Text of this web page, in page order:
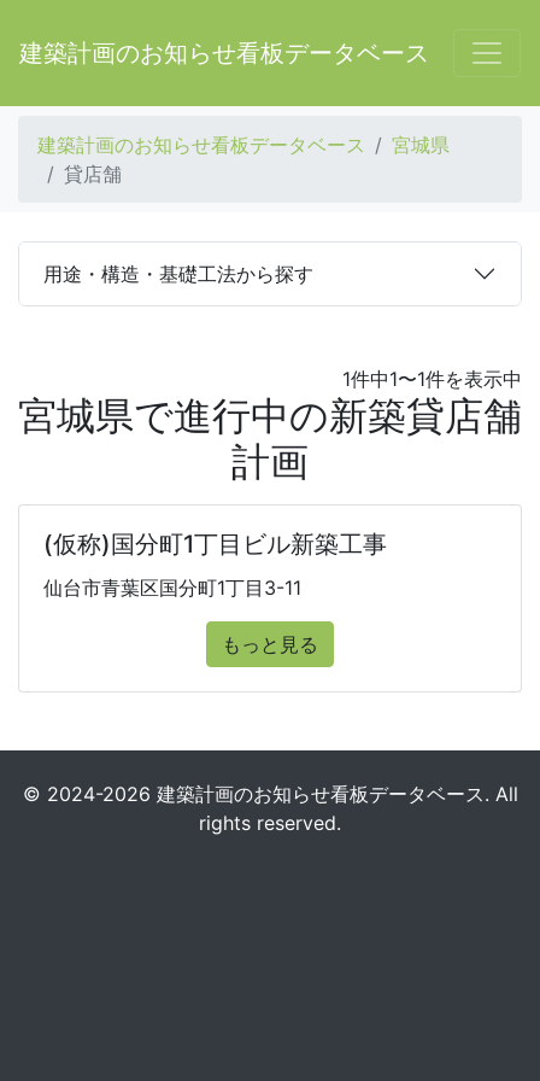
建築計画のお知らせ看板データベース
建築計画のお知らせ看板データベース
宮城県
貸店舗
用途・構造・基礎工法から探す
1件中1〜1件を表示中
宮城県で進行中の新築貸店舗
計画
(仮称)国分町1丁目ビル新築工事
仙台市青葉区国分町1丁目3-11
もっと見る
© 2024-2026 建築計画のお知らせ看板データベース. All
rights reserved.